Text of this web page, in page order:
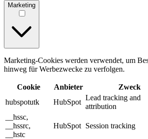
Marketing
Marketing-Cookies werden verwendet, um
hinweg für Werbezwecke zu verfolgen.
Cookie Anbieter Zweck
hubspotutk
HubSpot
Lead tracking and
attribution
__hssc,
__hssrc,
__hstc
HubSpot Session tracking